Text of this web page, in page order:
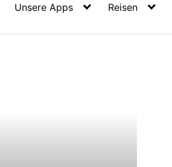
Unsere Apps Reisen